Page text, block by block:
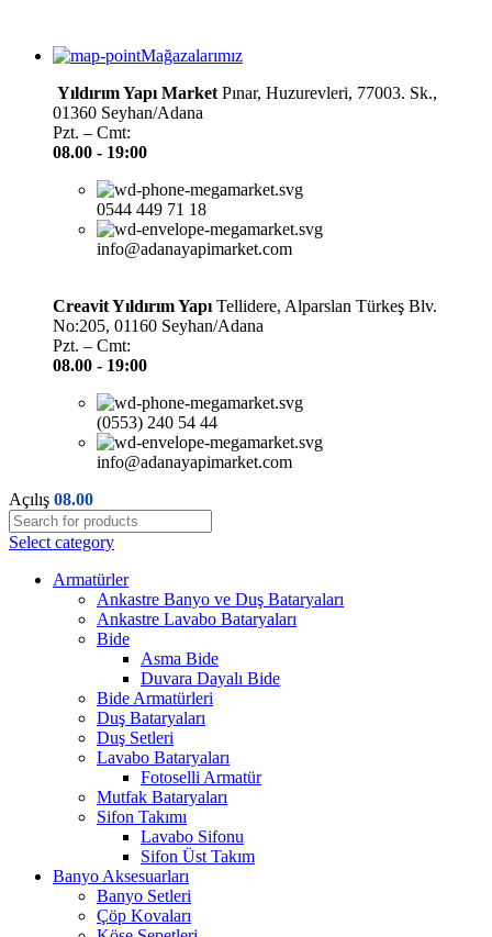
Mağazalarımız
Yıldırım Yapı Market Pınar, Huzurevleri, 77003. Sk.,
01360 Seyhan/Adana
Pzt. – Cmt:
08.00 - 19:00
0544 449 71 18
info@adanayapimarket.com
Creavit Yıldırım Yapı Tellidere, Alparslan Türkeş Blv.
No:205, 01160 Seyhan/Adana
Pzt. – Cmt:
08.00 - 19:00
(0553) 240 54 44
info@adanayapimarket.com
Açılış 08.00
Select category
Armatürler
Ankastre Banyo ve Duş Bataryaları
Ankastre Lavabo Bataryaları
Bide
Asma Bide
Duvara Dayalı Bide
Bide Armatürleri
Duş Bataryaları
Duş Setleri
Lavabo Bataryaları
Fotoselli Armatür
Mutfak Bataryaları
Sifon Takımı
Lavabo Sifonu
Sifon Üst Takım
Banyo Aksesuarları
Banyo Setleri
Çöp Kovaları